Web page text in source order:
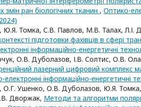
змін ран біологічних тканин , Оптико-
Томка, С.В. Павлов, М.В. Талах, Л.І.
підготовки фахівців в сфері
iнформацiйно-енергетичнi
О.В. Дуболазов, І.В. Солтис, О.В.
лазерний цифровий комплекс
електроннi iнформацiйно-енергетичнi
Ушенко, О.В. Дуболазов, Ю.Я.
Дворжак, Методи та алгоритми